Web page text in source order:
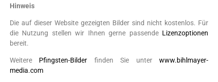
Hinweis
Die auf dieser Website gezeigten Bilder sind nicht kostenlos. Für
die Nutzung stellen wir Ihnen gerne passende Lizenzoptionen
bereit.
Weitere Pfingsten-Bilder finden Sie unter www.bihlmayer-
media.com